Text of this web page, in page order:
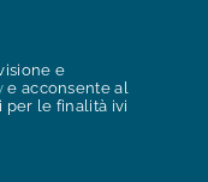
e
e acconsente al
per le finalità ivi